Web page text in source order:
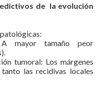
de la evolución
A mayor tamaño peor
tumoral: Los márgenes
tanto las recidivas locales